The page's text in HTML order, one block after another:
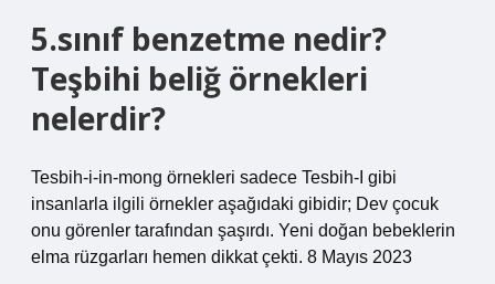
5.sınıf benzetme nedir?
Teşbihi beliğ örnekleri
nelerdir?
Tesbih-i-in-mong örnekleri sadece Tesbih-I gibi
insanlarla ilgili örnekler aşağıdaki gibidir; Dev çocuk
onu görenler tarafından şaşırdı. Yeni doğan bebeklerin
elma rüzgarları hemen dikkat çekti. 8 Mayıs 2023